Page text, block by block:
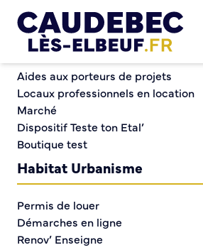
Présentation de l’étude de la Ligue
Oiseaux
Présentation de
de la Ligue de
Protection des
Chèques-cadeaux municipaux –
Aides aux porteurs de projets
Locaux professionnels en location
Marché
Dispositif Teste ton Etal’
Boutique test
Habitat Urbanisme
Permis de louer
Démarches en ligne
Renov’ Enseigne